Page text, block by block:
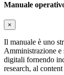
Manuale
×
Il manuale è uno
Amministrazione e
digitali fornendo
research, al